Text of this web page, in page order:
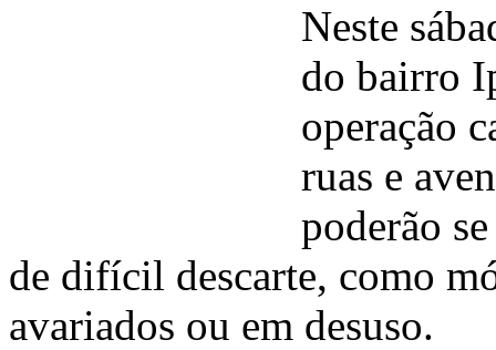
Neste
do bairro
operação
ruas e
poderão
de difícil descarte, como
avariados ou em desuso.